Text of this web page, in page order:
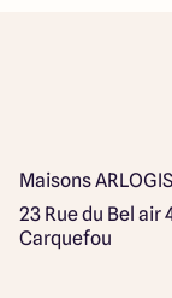
Maisons
23 Rue du Bel air
Carquefou